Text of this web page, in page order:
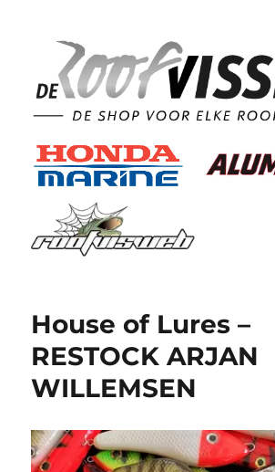
House of Lures –
RESTOCK ARJAN
WILLEMSEN